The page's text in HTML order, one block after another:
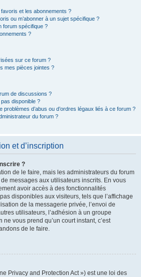
et les abonnements ?
ou m’abonner à un sujet spécifique ?
forum spécifique ?
?
sur ce forum ?
mes pièces jointes ?
de discussions ?
pas disponible ?
d’abus ou d’ordres légaux liés à ce forum ?
du forum ?
et d’inscription
?
de le faire, mais les administrateurs du forum
messages aux utilisateurs inscrits. En vous
avoir accès à des fonctionnalités
disponibles aux visiteurs, tels que l’affichage
de la messagerie privée, l’envoi de
utilisateurs, l’adhésion à un groupe
ne vous prend qu’un court instant, c’est
de le faire.
Privacy and Protection Act ») est une loi des